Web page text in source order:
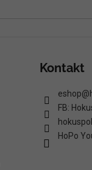
Kontakt
eshop@
FB:
HoPo